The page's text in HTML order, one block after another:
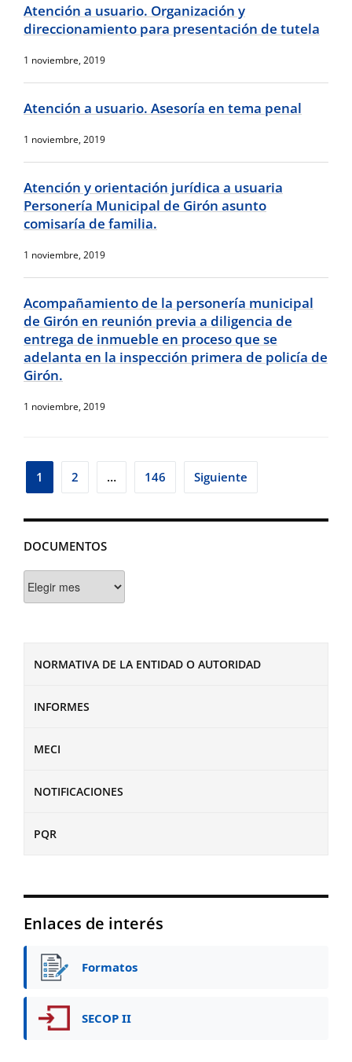
DOCUMENTOS
NORMATIVA DE LA ENTIDAD O AUTORIDAD
INFORMES
MECI
NOTIFICACIONES
PQR
Enlaces de interés
Formatos
SECOP II
Atención a usuario. Organización y
direccionamiento para presentación de tutela
1 noviembre, 2019
Atención a usuario. Asesoría en tema penal
1 noviembre, 2019
Atención y orientación jurídica a usuaria
Personería Municipal de Girón asunto
comisaría de familia.
1 noviembre, 2019
Acompañamiento de la personería municipal
de Girón en reunión previa a diligencia de
entrega de inmueble en proceso que se
adelanta en la inspección primera de policía de
Girón.
1 noviembre, 2019
Paginación
entradas
1 2 … 146 Siguiente